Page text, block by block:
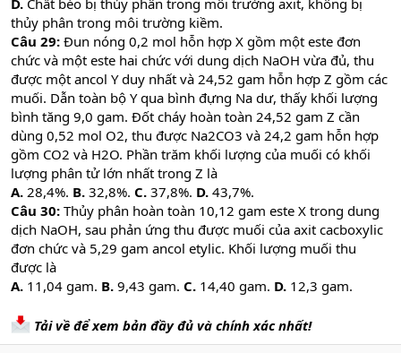
D. Chất béo bị thủy phân trong môi trường axit, không bị
thủy phân trong môi trường kiềm.
Câu 29: Đun nóng 0,2 mol hỗn hợp X gồm một este đơn
chức và một este hai chức với dung dịch NaOH vừa đủ, thu
được một ancol Y duy nhất và 24,52 gam hỗn hợp Z gồm các
muối. Dẫn toàn bộ Y qua bình đựng Na dư, thấy khối lượng
bình tăng 9,0 gam. Đốt cháy hoàn toàn 24,52 gam Z cần
dùng 0,52 mol O2, thu được Na2CO3 và 24,2 gam hỗn hợp
gồm CO2 và H2O. Phần trăm khối lượng của muối có khối
lượng phân tử lớn nhất trong Z là
A. 28,4%. B. 32,8%. C. 37,8%. D. 43,7%.
Câu 30: Thủy phân hoàn toàn 10,12 gam este X trong dung
dịch NaOH, sau phản ứng thu được muối của axit cacboxylic
đơn chức và 5,29 gam ancol etylic. Khối lượng muối thu
được là
A. 11,04 gam. B. 9,43 gam. C. 14,40 gam. D. 12,3 gam.
Tải về để xem bản đầy đủ và chính xác nhất!